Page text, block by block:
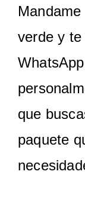
verde y
que
paquete